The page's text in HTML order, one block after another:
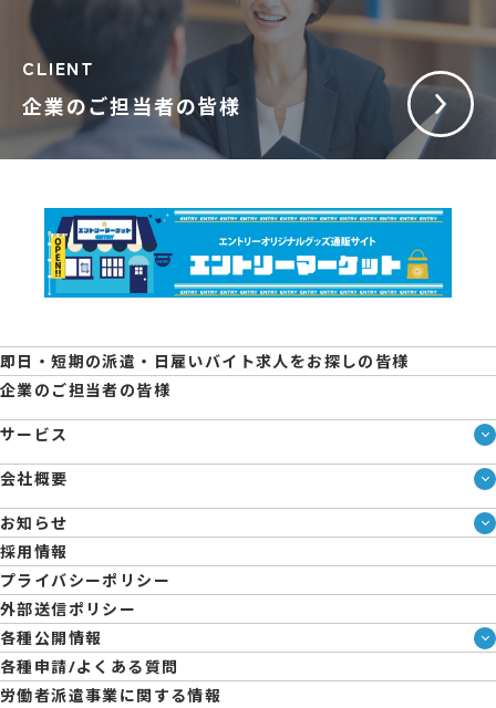
企業のご担当者の皆様
CLIENT
即日・短期の派遣・日雇いバイト求人をお探しの皆様
企業のご担当者の皆様
サービス
サービス一覧
即日・単発のバイト探しは「スマジョブ」
エントリーマーケット
会社概要
会社概要
メディア情報
人材派遣について
コーポレートガバナンス
拠点一覧
日雇派遣の原則禁止について
エントリーのサポートについて
お知らせ
ブログ
企業様向けお役立ちブログ
採用情報
プライバシーポリシー
外部送信ポリシー
各種公開情報
ハラスメント防止・対策方針
育児休業取得率および職場復帰率報告書
各種申請/よくある質問
労働者派遣事業に関する情報